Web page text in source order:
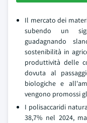
Il mercato dei
subendo un
guadagnando
sostenibilità in
produttività delle
dovuta al
biologiche e
vengono promossi
I polisaccaridi
38,7% nel 2024,